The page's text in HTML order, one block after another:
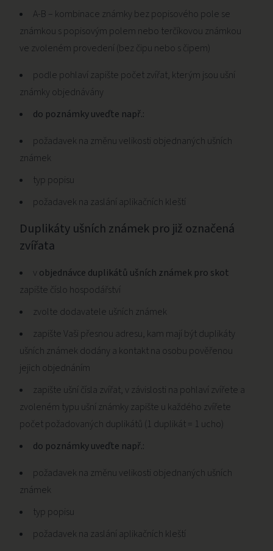
A-B – kombinace známky bez popisového pole se
známkou s popisovým polem nebo terčíkovou známkou
ve zvoleném provedení (bez čipu nebo s čipem)
podle pohlaví zapište počet zvířat, kterým jsou ušní
známky objednávány
do poznámky uveďte např.:
požadavek na změnu velikosti objednaných ušních
známek
typ popisu
požadavek na zaslání aplikačních kleští
Duplikáty ušních známek pro již označená
zvířata
v objednávce duplikátů ušních známek pro skot
zapište číslo hospodářství
zvolte dodavatele ušních známek
zapište Vaši přesnou adresu, kam mají být duplikáty
ušních známek dodány a kontakt na osobu pověřenou
jejich objednáním
zapište ušní čísla zvířat, v závislosti na pohlaví zvířete a
zvoleném typu ušní známky zapište u každého zvířete
počet požadovaných duplikátů (1 duplikát = 1 ucho)
do poznámky uveďte např.:
požadavek na změnu velikosti objednaných ušních
známek
typ popisu
požadavek na zaslání aplikačních kleští